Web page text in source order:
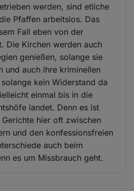
werden, sind etliche
Pfaffen arbeitslos. Das
Fall eben von der
Die Kirchen werden auch
genießen, solange sie
und auch ihre kriminellen
kein Widerstand da
einmal bis in die
landet. Denn es ist
hier oft zwischen
und den konfessionsfreien
auch beim
es um Missbrauch geht.